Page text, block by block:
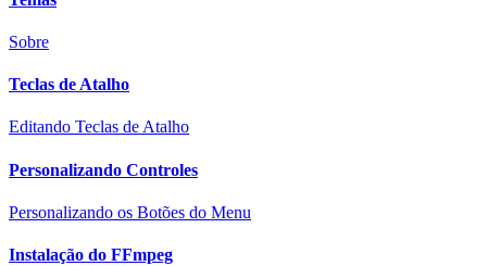
Sobre
Teclas de Atalho
Editando Teclas de Atalho
Personalizando Controles
Personalizando os Botões do Menu
Instalação do FFmpeg